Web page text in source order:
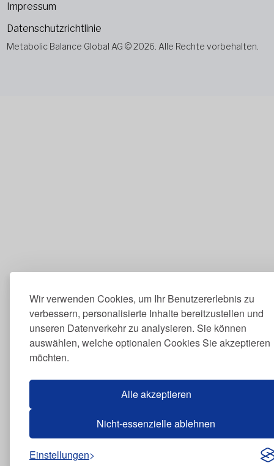
Wir verwenden Cookies, um Ihr Benutzererlebnis zu
verbessern, personalisierte Inhalte bereitzustellen und
unseren Datenverkehr zu analysieren. Sie können
auswählen, welche optionalen Cookies Sie akzeptieren
möchten.
Alle akzeptieren
Nicht-essenzielle ablehnen
Einstellungen
Metabolic Balance Global AG © 2026. Alle Rechte vorbehalten.
Impressum
Datenschutzrichtlinie